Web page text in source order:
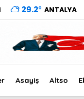
29.2° ANTALYA
Asayiş Altso